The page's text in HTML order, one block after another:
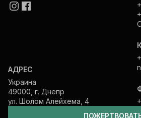
АДРЕС
Украина
49000, г. Днепр
ул. Шолом Алейхема, 4